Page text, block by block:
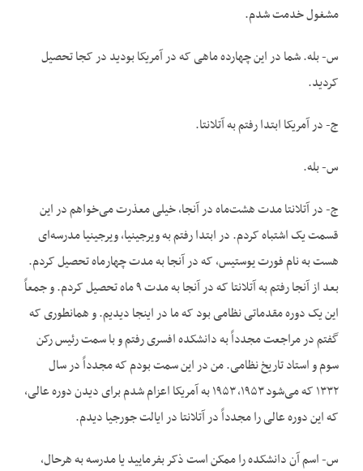
مشغول خدمت شدم.
س- بله. شما در این چهارده ماهی که در آمریکا بودید در کجا تحصیل
کردید.
ج- در آمریکا ابتدا رفتم به آتلانتا.
س- بله.
ج- در آتلانتا مدت هشت‌ماه در آنجا، خیلی معذرت می‌خواهم در این
قسمت یک اشتباه کردم. در ابتدا رفتم به ویرجینیا، ویرجینیا مدرسه‌ای
هست به نام فورت یوستیس، که در آنجا به مدت چهارماه تحصیل کردم.
بعد از آنجا رفتم به آتلانتا که در آنجا به مدت ۹ ماه تحصیل کردم. و جمعاً
این یک دوره مقدماتی نظامی بود که ما در اینجا دیدیم. و همانطوری که
گفتم در مراجعت مجدداً به دانشکده افسری رفتم و با سمت رئیس رکن
سوم و استاد تاریخ نظامی. من در این سمت بودم که مجدداً در سال
۱۳۳۲ که می‌شود ۱۹۵۳، ۱۹۵۳ به آمریکا اعزام شدم برای دیدن دوره عالی،
که این دوره عالی را مجدداً در آتلانتا در ایالت جورجیا دیدم.
س- اسم آن دانشکده را ممکن است ذکر بفرمایید یا مدرسه به هرحال،